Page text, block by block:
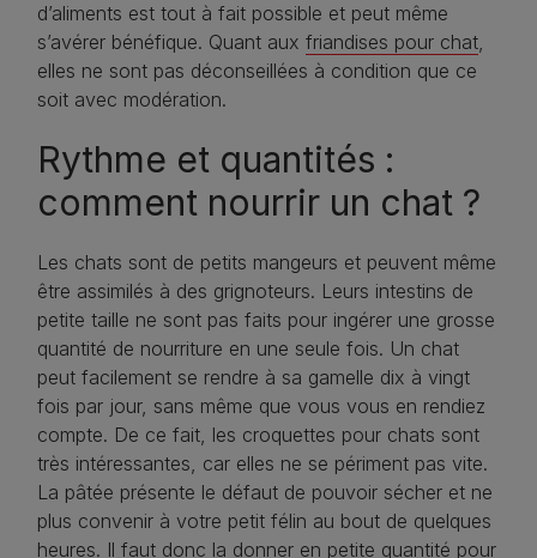
d’aliments est tout à fait possible et peut même
s’avérer bénéfique. Quant aux friandises pour chat,
elles ne sont pas déconseillées à condition que ce
soit avec modération.
Rythme et quantités :
comment nourrir un chat ?
Les chats sont de petits mangeurs et peuvent même
être assimilés à des grignoteurs. Leurs intestins de
petite taille ne sont pas faits pour ingérer une grosse
quantité de nourriture en une seule fois. Un chat
peut facilement se rendre à sa gamelle dix à vingt
fois par jour, sans même que vous vous en rendiez
compte. De ce fait, les croquettes pour chats sont
très intéressantes, car elles ne se périment pas vite.
La pâtée présente le défaut de pouvoir sécher et ne
plus convenir à votre petit félin au bout de quelques
heures. Il faut donc la donner en petite quantité pour